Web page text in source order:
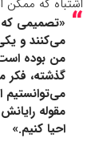
«تصمیمی
می‌کنند و
من بوده
گذشته، فکر
می‌توانستیم
مقوله
احیا کنیم.»